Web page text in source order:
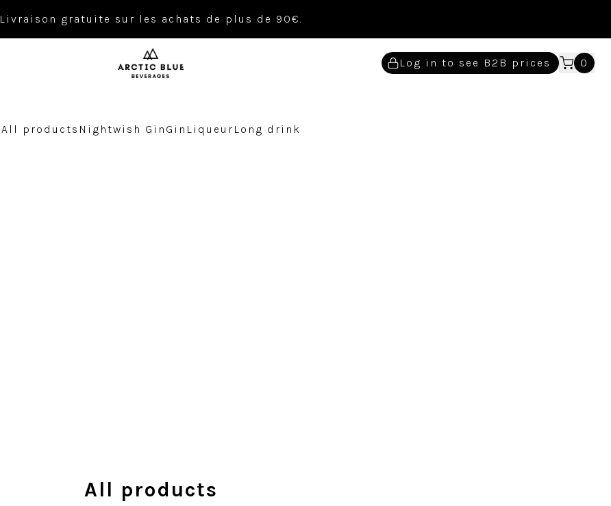
Livraison gratuite sur les achats de plus de 90€.
Log in to see B2B prices 0
All products Nightwish Gin Gin Liqueur Long drink
All products